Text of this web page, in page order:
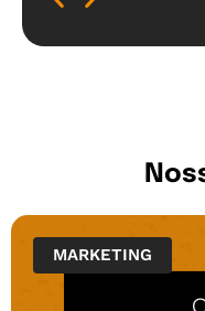
MARKETING